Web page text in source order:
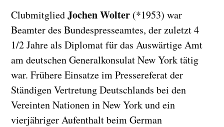
ClubmitgliedJochen Wolter (*1953) war
Beamter des Bundespresseamtes, der zuletzt 4
1/2 Jahre als Diplomat für das Auswärtige Amt
am deutschen Generalkonsulat New York tätig
war. Frühere Einsatze im Pressereferat der
Ständigen Vertretung Deutschlands bei den
Vereinten Nationen in New York und ein
vierjähriger Aufenthalt beim German